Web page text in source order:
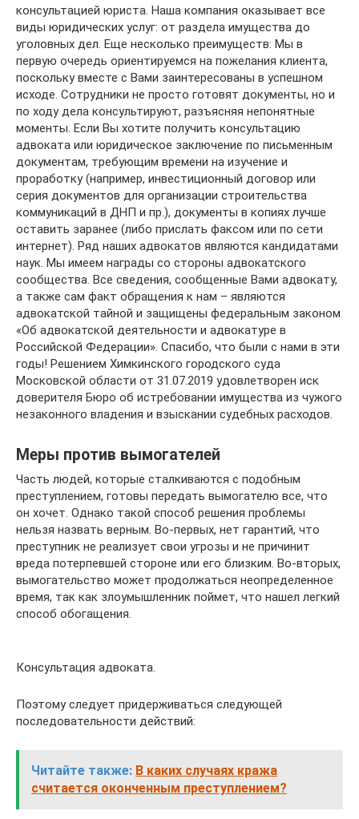
консультацией юриста. Наша компания оказывает все
виды юридических услуг: от раздела имущества до
уголовных дел. Еще несколько преимуществ: Мы в
первую очередь ориентируемся на пожелания клиента,
поскольку вместе с Вами заинтересованы в успешном
исходе. Сотрудники не просто готовят документы, но и
по ходу дела консультируют, разъясняя непонятные
моменты. Если Вы хотите получить консультацию
адвоката или юридическое заключение по письменным
документам, требующим времени на изучение и
проработку (например, инвестиционный договор или
серия документов для организации строительства
коммуникаций в ДНП и пр.), документы в копиях лучше
оставить заранее (либо прислать факсом или по сети
интернет). Ряд наших адвокатов являются кандидатами
наук. Мы имеем награды со стороны адвокатского
сообщества. Все сведения, сообщенные Вами адвокату,
а также сам факт обращения к нам – являются
адвокатской тайной и защищены федеральным законом
«Об адвокатской деятельности и адвокатуре в
Российской Федерации». Спасибо, что были с нами в эти
годы! Решением Химкинского городского суда
Московской области от 31.07.2019 удовлетворен иск
доверителя Бюро об истребовании имущества из чужого
незаконного владения и взыскании судебных расходов.
Меры против вымогателей
Часть людей, которые сталкиваются с подобным
преступлением, готовы передать вымогателю все, что
он хочет. Однако такой способ решения проблемы
нельзя назвать верным. Во-первых, нет гарантий, что
преступник не реализует свои угрозы и не причинит
вреда потерпевшей стороне или его близким. Во-вторых,
вымогательство может продолжаться неопределенное
время, так как злоумышленник поймет, что нашел легкий
способ обогащения.
Консультация адвоката.
Поэтому следует придерживаться следующей
последовательности действий:
Читайте также: В каких случаях кража
считается оконченным преступлением?